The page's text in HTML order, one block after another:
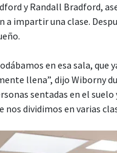
y Randall Bradford,
a impartir una clase.
en esa sala,
llena”, dijo Wiborny
sentadas en el
nos dividimos en varias